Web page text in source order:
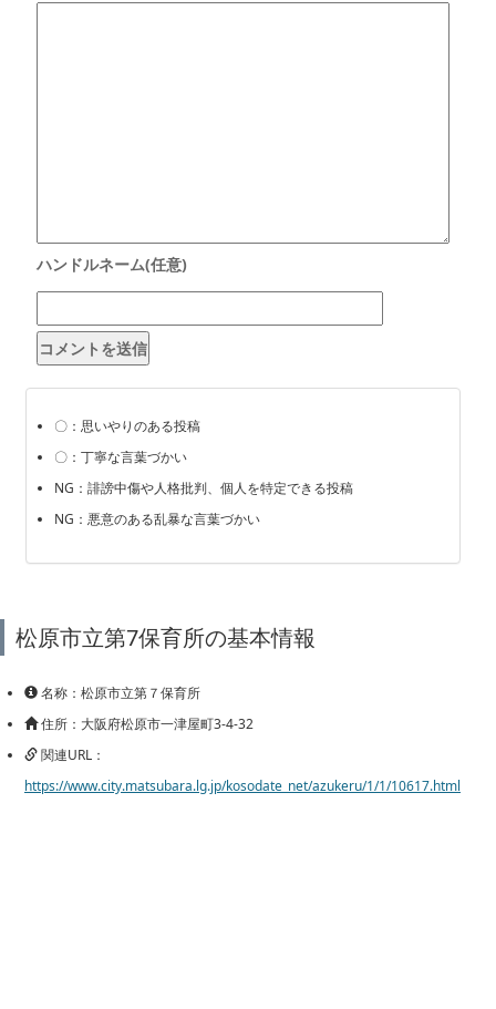
〇：思いやりのある投稿
〇：丁寧な言葉づかい
NG：誹謗中傷や人格批判、個人を特定できる投稿
NG：悪意のある乱暴な言葉づかい
松原市立第7保育所の基本情報
名称：松原市立第７保育所
住所：大阪府松原市一津屋町3-4-32
関連URL：
https://www.city.matsubara.lg.jp/kosodate_net/azukeru/1/1/10617.html